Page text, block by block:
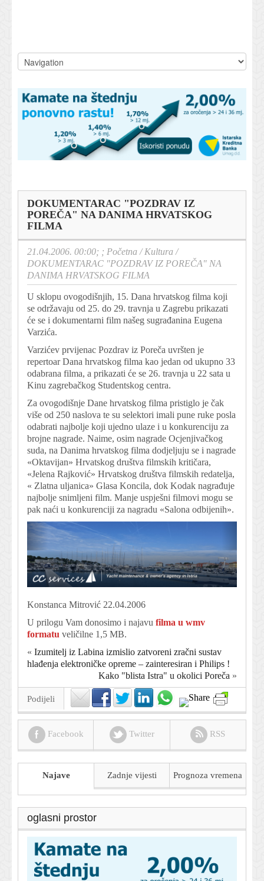
DOKUMENTARAC "POZDRAV IZ
POREČA" NA DANIMA HRVATSKOG
FILMA
21.04.2006. 00:00; ; Početna /Kultura /
DOKUMENTARAC "POZDRAV IZ POREČA" NA
DANIMA HRVATSKOG FILMA
U sklopu ovogodišnjih, 15. Dana hrvatskog filma koji
se održavaju od 25. do 29. travnja u Zagrebu prikazati
će se i dokumentarni film našeg sugrađanina Eugena
Varzića.
Varzićev prvijenac Pozdrav iz Poreča uvršten je
repertoar Dana hrvatskog filma kao jedan od ukupno 33
odabrana filma, a prikazati će se 26. travnja u 22 sata u
Kinu zagrebačkog Studentskog centra.
Za ovogodišnje Dane hrvatskog filma pristiglo je čak
više od 250 naslova te su selektori imali pune ruke posla
odabrati najbolje koji ujedno ulaze i u konkurenciju za
brojne nagrade. Naime, osim nagrade Ocjenjivačkog
suda, na Danima hrvatskog filma dodjeljuju se i nagrade
«Oktavijan» Hrvatskog društva filmskih kritičara,
«Jelena Rajković» Hrvatskog društva filmskih redatelja,
« Zlatna uljanica» Glasa Koncila, dok Kodak nagrađuje
najbolje snimljeni film. Manje uspješni filmovi mogu se
pak naći u konkurenciji za nagradu «Salona odbijenih».
Konstanca Mitrović 22.04.2006
U prilogu Vam donosimo i najavu filma u wmv
formatu veličilne 1,5 MB.
« Izumitelj iz Labina izmislio zatvoreni zračni sustav
hlađenja elektroničke opreme – zainteresiran i Philips !
Kako "blista Istra" u okolici Poreča »
Podijeli
Facebook Twitter RSS
Najave Zadnje vijesti Prognoza vremena
oglasni prostor